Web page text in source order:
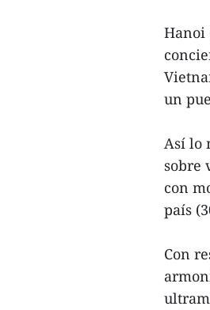
Hanoi
un
Así lo
sobre
con
país
Con